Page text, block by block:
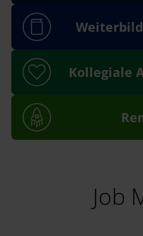
Kollegiale
Job